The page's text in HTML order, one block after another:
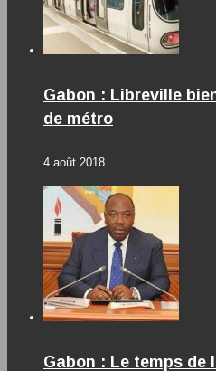
Gabon : Libreville
de métro
4 août 2018
Gabon : Le temps de